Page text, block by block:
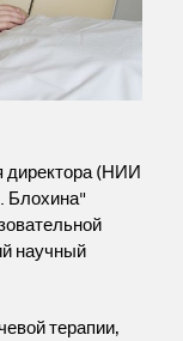
директора (НИИ
научный
терапии,